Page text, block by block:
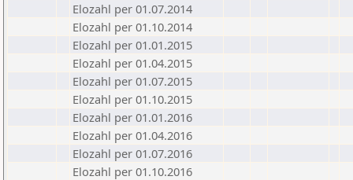
Elozahl per 01.07.2014
Elozahl per 01.10.2014
Elozahl per 01.01.2015
Elozahl per 01.04.2015
Elozahl per 01.07.2015
Elozahl per 01.10.2015
Elozahl per 01.01.2016
Elozahl per 01.04.2016
Elozahl per 01.07.2016
Elozahl per 01.10.2016